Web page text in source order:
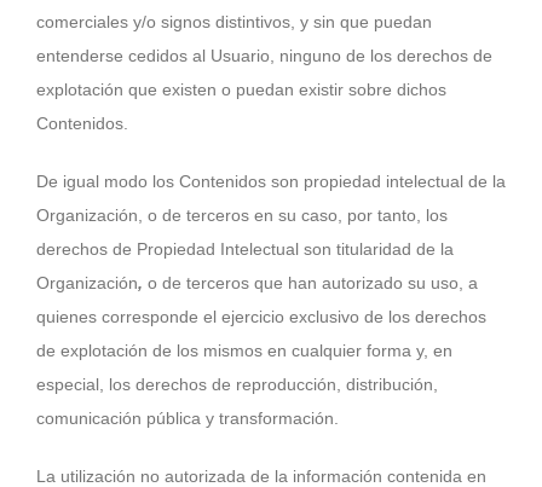
comerciales y/o signos distintivos, y sin que puedan
entenderse cedidos al Usuario, ninguno de los derechos de
explotación que existen o puedan existir sobre dichos
Contenidos.
De igual modo los Contenidos son propiedad intelectual de la
Organización, o de terceros en su caso, por tanto, los
derechos de Propiedad Intelectual son titularidad de la
Organización, o de terceros que han autorizado su uso, a
quienes corresponde el ejercicio exclusivo de los derechos
de explotación de los mismos en cualquier forma y, en
especial, los derechos de reproducción, distribución,
comunicación pública y transformación.
La utilización no autorizada de la información contenida en